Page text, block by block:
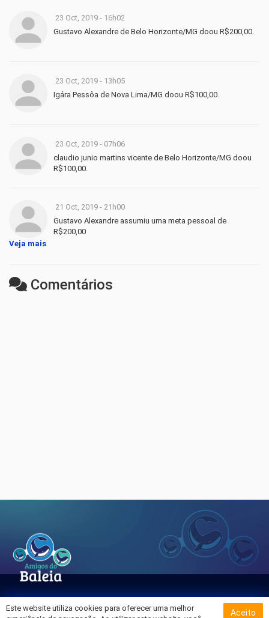
23 Oct, 2019 - 16h02
Gustavo Alexandre de Belo Horizonte/MG doou R$200,00.
23 Oct, 2019 - 13h05
Igára Pessôa de Nova Lima/MG doou R$100,00.
23 Oct, 2019 - 07h06
claudio junio martins vicente de Belo Horizonte/MG doou
R$100,00.
21 Oct, 2019 - 21h00
Gustavo Alexandre assumiu uma meta pessoal de
R$200,00
Veja mais
Comentários
Sobre o Hospital da Baleia
Este website utiliza cookies para oferecer uma melhor
Aceito